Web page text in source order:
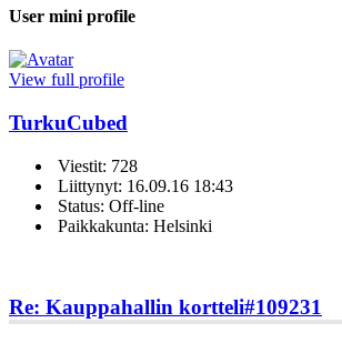
User mini profile
View full profile
TurkuCubed
Viestit: 728
Liittynyt: 16.09.16 18:43
Status: Off-line
Paikkakunta: Helsinki
Re: Kauppahallin kortteli#109231